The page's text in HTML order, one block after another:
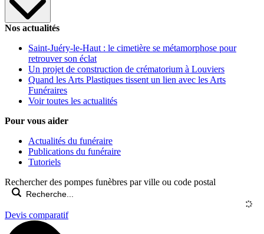
Nos actualités
Saint-Juéry-le-Haut : le cimetière se métamorphose pour
retrouver son éclat
Un projet de construction de crématorium à Louviers
Quand les Arts Plastiques tissent un lien avec les Arts
Funéraires
Voir toutes les actualités
Pour vous aider
Actualités du funéraire
Publications du funéraire
Tutoriels
Rechercher des pompes funèbres par ville ou code postal
Devis comparatif